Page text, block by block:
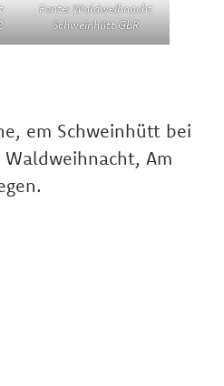
Fonte: Waldweihnacht
Schweinhütt GbR
em Schweinhütt bei
Waldweihnacht, Am